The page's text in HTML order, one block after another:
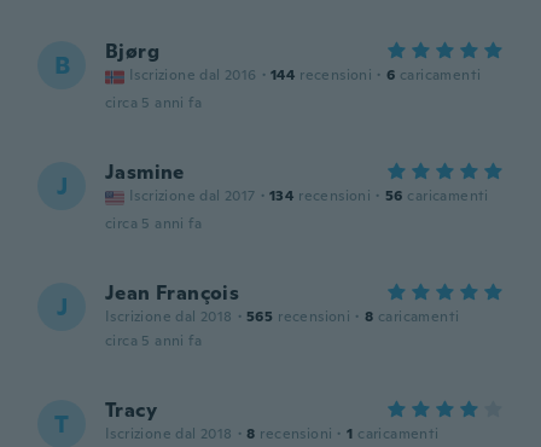
B Bjørg
Iscrizione dal 2016 · 144 recensioni · 6 caricamenti
circa 5 anni fa
J Jasmine
Iscrizione dal 2017 · 134 recensioni · 56 caricamenti
circa 5 anni fa
J Jean François
Iscrizione dal 2018 · 565 recensioni · 8 caricamenti
circa 5 anni fa
T Tracy
Iscrizione dal 2018 · 8 recensioni · 1 caricamenti